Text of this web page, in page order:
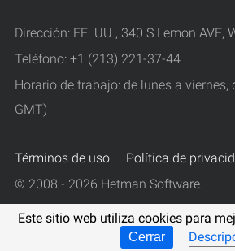
Este sitio web utiliza cookies para
Cerrar
Dirección: EE. UU., 340 S Lemon AVE,
Teléfono: +1 (213) 221-37-44
Horario de trabajo: de lunes a viernes,
GMT)
Términos de uso
Política de
© 2008 - 2026 Hetman Software.
Todos los derechos reservados.